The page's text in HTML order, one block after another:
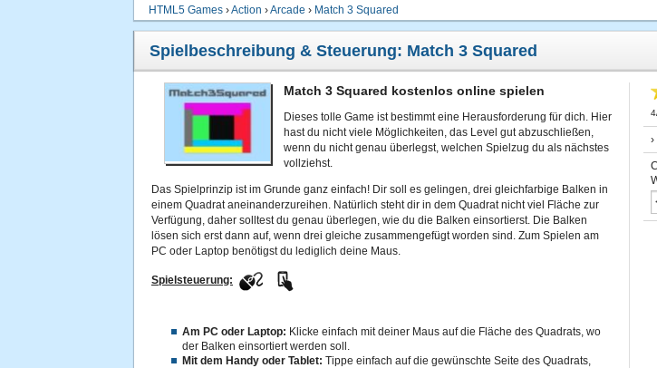
HTML5 Games ›Action ›Arcade › Match 3 Squared
Spielbeschreibung & Steuerung: Match 3 Squared
Match 3 Squared kostenlos online spielen
Dieses tolle Game ist bestimmt eine Herausforderung für dich. Hier
hast du nicht viele Möglichkeiten, das Level gut abzuschließen,
wenn du nicht genau überlegst, welchen Spielzug du als nächstes
vollziehst.
Das Spielprinzip ist im Grunde ganz einfach! Dir soll es gelingen, drei gleichfarbige Balken in
einem Quadrat aneinanderzureihen. Natürlich steht dir in dem Quadrat nicht viel Fläche zur
Verfügung, daher solltest du genau überlegen, wie du die Balken einsortierst. Die Balken
lösen sich erst dann auf, wenn drei gleiche zusammengefügt worden sind. Zum Spielen am
PC oder Laptop benötigst du lediglich deine Maus.
Spielsteuerung:
Am PC oder Laptop: Klicke einfach mit deiner Maus auf die Fläche des Quadrats, wo
der Balken einsortiert werden soll.
Mit dem Handy oder Tablet: Tippe einfach auf die gewünschte Seite des Quadrats,
4
›